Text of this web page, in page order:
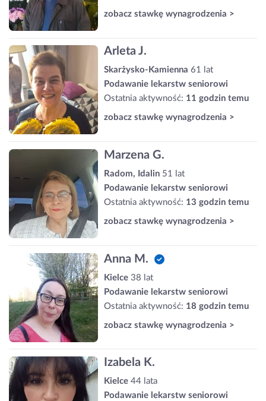
zobacz stawkę wynagrodzenia >
Arleta J.
Skarżysko-Kamienna 61 lat
Podawanie lekarstw seniorowi
Ostatnia aktywność: 11 godzin temu
zobacz stawkę wynagrodzenia >
Marzena G.
Radom, Idalin 51 lat
Podawanie lekarstw seniorowi
Ostatnia aktywność: 13 godzin temu
zobacz stawkę wynagrodzenia >
Anna M.
Kielce 38 lat
Podawanie lekarstw seniorowi
Ostatnia aktywność: 18 godzin temu
zobacz stawkę wynagrodzenia >
Izabela K.
Kielce 44 lata
Podawanie lekarstw seniorowi